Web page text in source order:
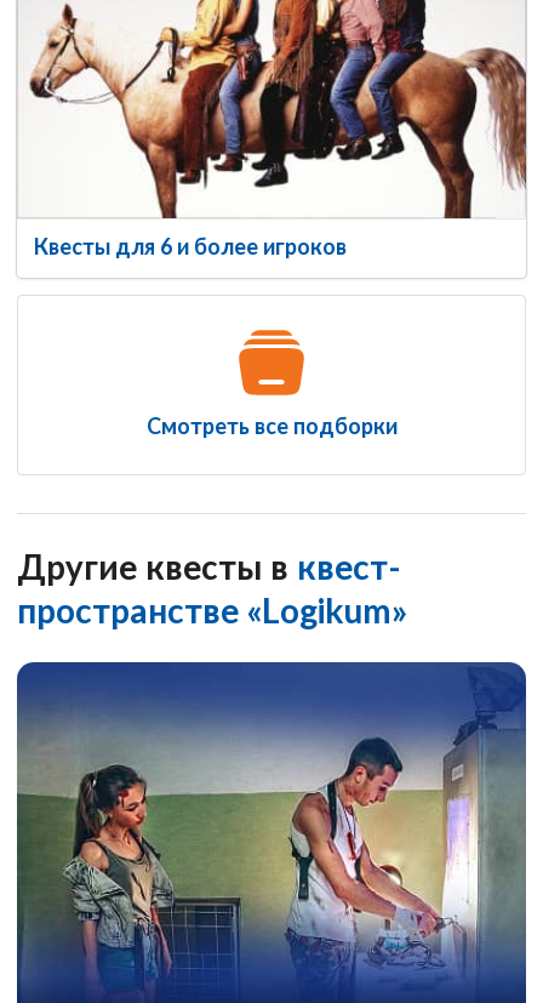
Квесты для 6 и более игроков
Смотреть все подборки
Другие квесты в квест-
пространстве «Logikum»